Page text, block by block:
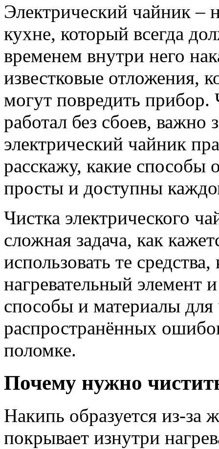
Электрический чайник
кухне, который всегда
временем внутри него
известковые отложения,
могут повредить
работал без сбоев, важно
электрический чайник
расскажу, какие способы
просты и доступны
Чистка электрического
сложная задача, как
использовать те
нагревательный элемент
способы и материалы для
распространённых
поломке.
Почему нужно
Накипь образуется из-за
покрывает изнутри